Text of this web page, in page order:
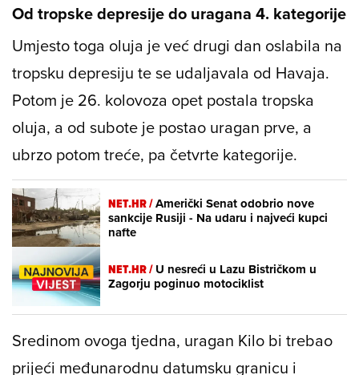
Od tropske depresije do uragana 4. kategorije
Umjesto toga oluja je već drugi dan oslabila na
tropsku depresiju te se udaljavala od Havaja.
Potom je 26. kolovoza opet postala tropska
oluja, a od subote je postao uragan prve, a
ubrzo potom treće, pa četvrte kategorije.
NET.HR /Američki Senat odobrio nove
sankcije Rusiji - Na udaru i najveći kupci
nafte
NET.HR /U nesreći u Lazu Bistričkom u
Zagorju poginuo motociklist
Sredinom ovoga tjedna, uragan Kilo bi trebao
prijeći međunarodnu datumsku granicu i